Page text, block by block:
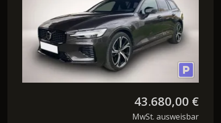
43.680,00 €
MwSt. ausweisbar